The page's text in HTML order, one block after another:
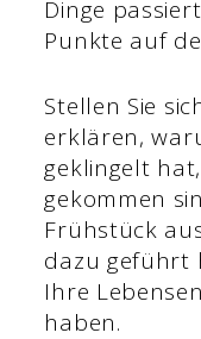
Dinge
Punkte auf
Stellen Sie
erklären,
geklingelt
gekommen
Frühstück
dazu geführt
Ihre
haben.